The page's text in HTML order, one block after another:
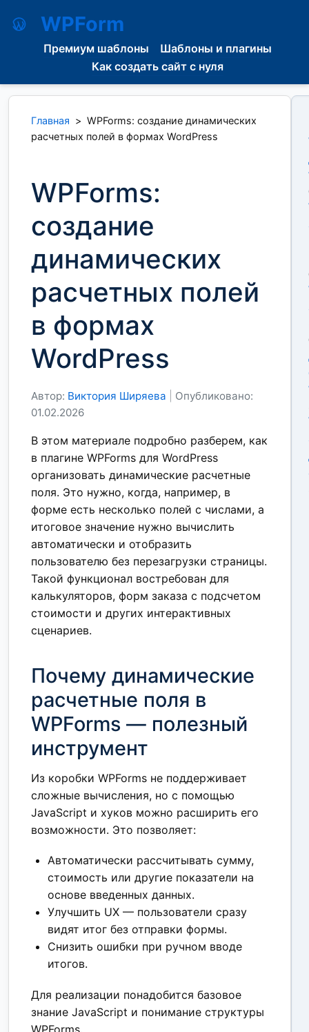
WPForm
Премиум шаблоны
Шаблоны и плагины
Как создать сайт с нуля
Главная > WPForms: создание динамических
расчетных полей в формах WordPress
WPForms:
создание
динамических
расчетных полей
в формах
WordPress
Автор: Виктория Ширяева
Опубликовано:
01.02.2026
В этом материале подробно разберем, как
в плагине WPForms для WordPress
организовать динамические расчетные
поля. Это нужно, когда, например, в
форме есть несколько полей с числами, а
итоговое значение нужно вычислить
автоматически и отобразить
пользователю без перезагрузки страницы.
Такой функционал востребован для
калькуляторов, форм заказа с подсчетом
стоимости и других интерактивных
сценариев.
Почему динамические
расчетные поля в
WPForms — полезный
инструмент
Из коробки WPForms не поддерживает
сложные вычисления, но с помощью
JavaScript и хуков можно расширить его
возможности. Это позволяет:
Автоматически рассчитывать сумму,
стоимость или другие показатели на
основе введенных данных.
Улучшить UX — пользователи сразу
видят итог без отправки формы.
Снизить ошибки при ручном вводе
итогов.
Для реализации понадобится базовое
знание JavaScript и понимание структуры
WPForms.